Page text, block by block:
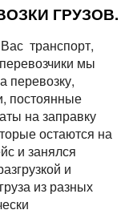
ГРУЗОВ.
транспорт,
мы
перевозку,
постоянные
на заправку
остаются на
и занялся
и
из разных